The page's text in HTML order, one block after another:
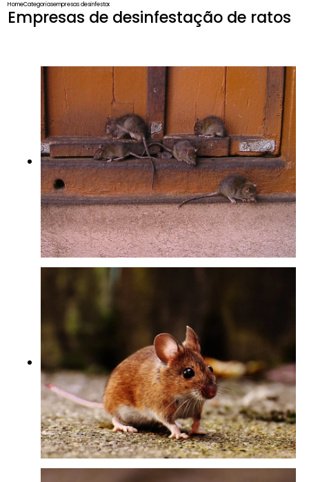
HomeCategoriasempresas desinfestacao ratos
Empresas de desinfestação de ratos